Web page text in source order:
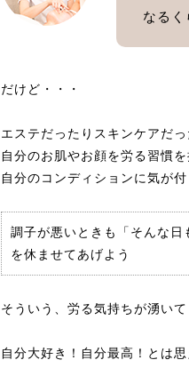
なるく
だけど・・・
エステだったりスキンケアだっ
自分のお肌やお顔を労る習慣
自分のコンディションに気が
調子が悪いときも「そんな
を休ませてあげよう
そういう、労る気持ちが湧いて
自分大好き！自分最高！とは思